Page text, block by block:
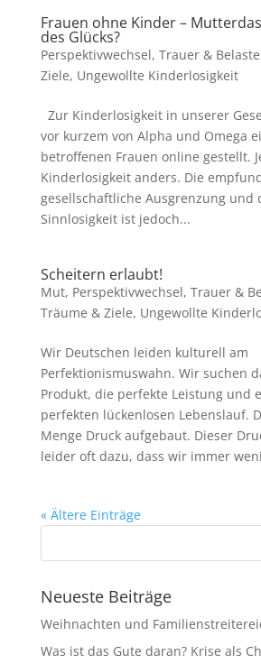
Frauen ohne Kinder –
des Glücks?
Perspektivwechsel, Trauer &
Ziele, Ungewollte Kinderlosigkeit
Zur Kinderlosigkeit in unserer
vor kurzem von Alpha und Omega
betroffenen Frauen online gestellt.
Kinderlosigkeit anders. Die
gesellschaftliche Ausgrenzung und
Sinnlosigkeit ist jedoch...
Scheitern erlaubt!
Mut, Perspektivwechsel, Trauer &
Träume & Ziele, Ungewollte
Wir Deutschen leiden kulturell am
Perfektionismuswahn. Wir suchen
Produkt, die perfekte Leistung und
perfekten lückenlosen Lebenslauf.
Menge Druck aufgebaut. Dieser
leider oft dazu, dass wir immer
« Ältere Einträge
Neueste Beiträge
Weihnachten und
Was ist das Gute daran? Krise als